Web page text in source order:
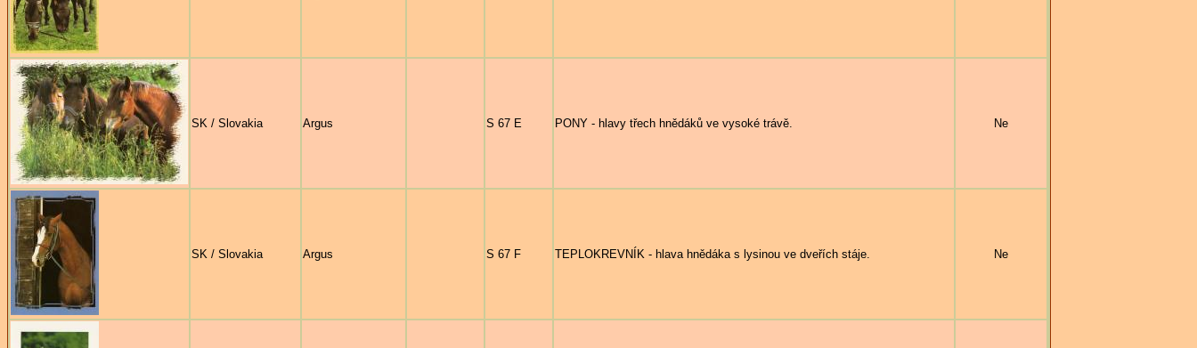
SK / Slovakia Argus S 67 E PONY - hlavy třech hnědáků ve vysoké trávě. Ne
SK / Slovakia Argus S 67 F TEPLOKREVNÍK - hlava hnědáka s lysinou ve dveřích stáje. Ne